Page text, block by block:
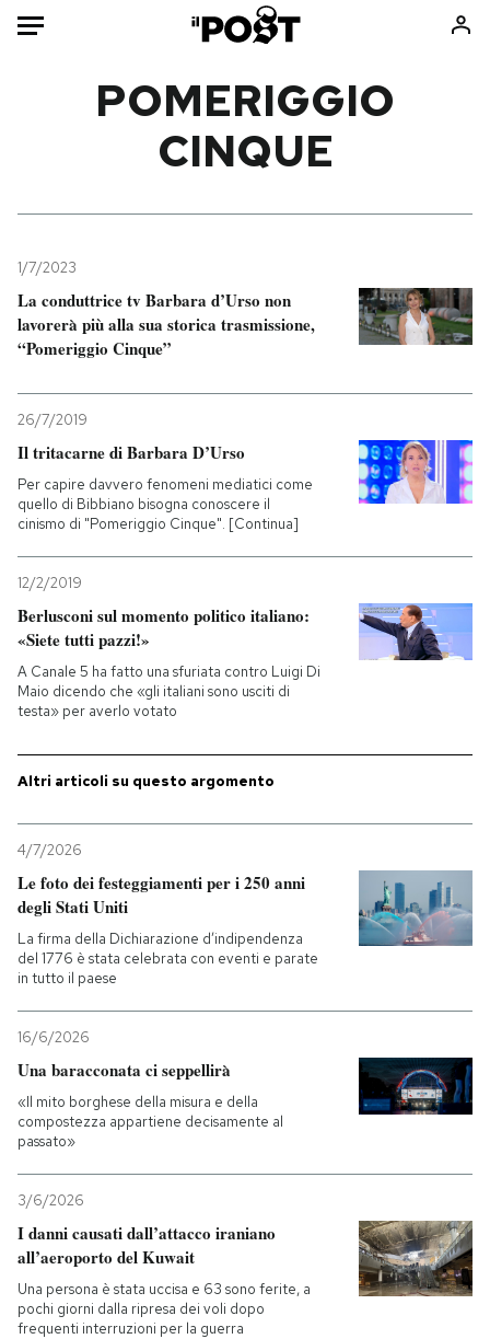
Mondo
Tecnologia
Internet
Scienza
Libri
Ok Boomer!
Mondiali calcio 2026
PODCAST
NEWSLETTER
I MIEI PREFERITI
SHOP
CALENDARIO
AREA PERSONALE
Entra
POMERIGGIO
CINQUE
1/7/2023
La conduttrice tv Barbara d’Urso non
lavorerà più alla sua storica trasmissione,
“Pomeriggio Cinque”
26/7/2019
Il tritacarne di Barbara D’Urso
Per capire davvero fenomeni mediatici come
quello di Bibbiano bisogna conoscere il
cinismo di "Pomeriggio Cinque". [Continua]
12/2/2019
Berlusconi sul momento politico italiano:
«Siete tutti pazzi!»
A Canale 5 ha fatto una sfuriata contro Luigi Di
Maio dicendo che «gli italiani sono usciti di
testa» per averlo votato
Altri articoli su questo argomento
4/7/2026
Le foto dei festeggiamenti per i 250 anni
degli Stati Uniti
La firma della Dichiarazione d’indipendenza
del 1776 è stata celebrata con eventi e parate
in tutto il paese
16/6/2026
Una baracconata ci seppellirà
«Il mito borghese della misura e della
compostezza appartiene decisamente al
passato»
3/6/2026
I danni causati dall’attacco iraniano
all’aeroporto del Kuwait
Una persona è stata uccisa e 63 sono ferite, a
pochi giorni dalla ripresa dei voli dopo
frequenti interruzioni per la guerra